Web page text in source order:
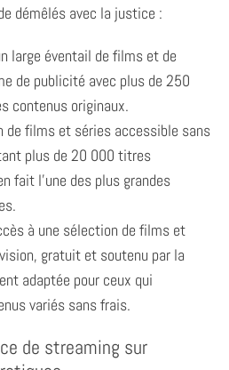
démêlés avec la justice :
large éventail de films et de
de publicité avec plus de 250
contenus originaux.
de films et séries accessible sans
plus de 20 000 titres
fait l’une des plus grandes
à une sélection de films et
gratuit et soutenu par la
adaptée pour ceux qui
variés sans frais.
de streaming sur